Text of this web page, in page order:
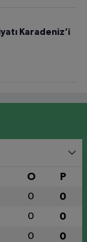
Karadeniz’i
O P
0 0
0 0
0 0